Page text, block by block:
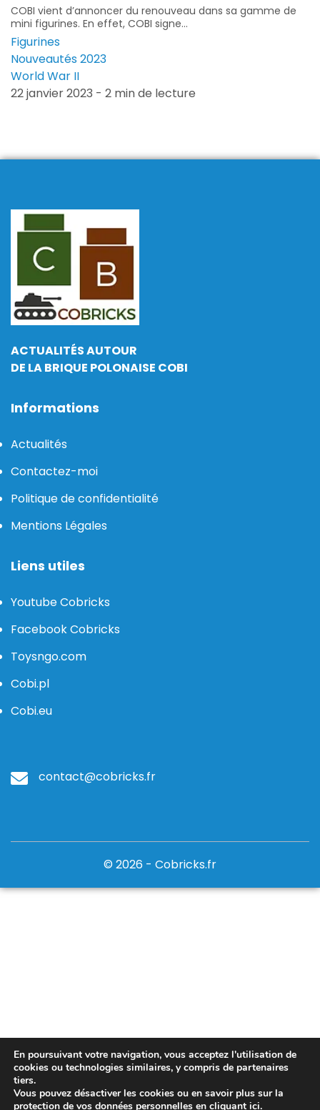
COBI vient d’annoncer du renouveau dans sa gamme de
mini figurines. En effet, COBI signe...
Figurines
Nouveautés 2023
World War II
22 janvier 2023 - 2 min de lecture
ACTUALITÉS AUTOUR
DE LA BRIQUE POLONAISE COBI
Informations
Actualités
Contactez-moi
Politique de confidentialité
Mentions Légales
Liens utiles
Youtube Cobricks
Facebook Cobricks
Toysngo.com
Cobi.pl
Cobi.eu
contact@cobricks.fr
© 2026 - Cobricks.fr
En poursuivant votre navigation, vous acceptez l'utilisation de
cookies ou technologies similaires, y compris de partenaires
tiers.
Vous pouvez désactiver les cookies ou en savoir plus sur la
protection de vos données personnelles en cliquant ici.